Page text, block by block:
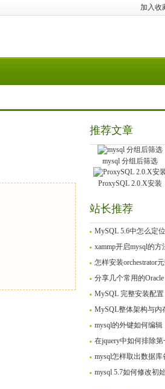
加入收
推荐文章
mysql 分组后筛选
ProxySQL 2.0.X安装
站长推荐
MySQL 5.6中怎么定
xammp开启mysql的方
怎样安装orchestrator
分享几个常用的
MySQL 完整安装配置
MySQL整体架构与内
mysql的外键如何编辑
在jquery中如何排除
mysql怎样取出数据库
mysql 5.7如何修改初